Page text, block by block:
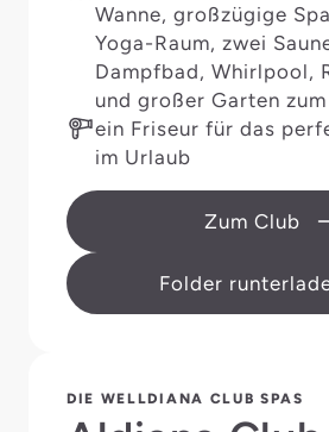
Wanne, großzügige
Yoga-Raum, zwei
Dampfbad, Whirlpool,
und großer Garten zum
ein Friseur für das
im Urlaub
Zum Club
Folder
DIE WELLDIANA CLUB SPAS